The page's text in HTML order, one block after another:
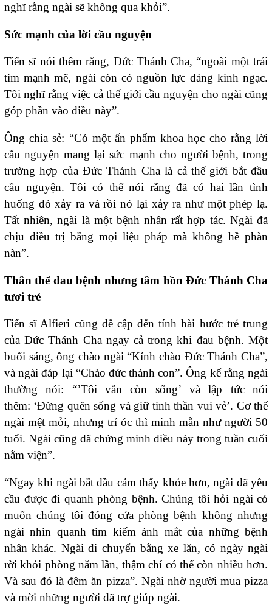
nghĩ rằng ngài sẽ không qua khỏi”.
Sức mạnh của lời cầu nguyện
Tiến sĩ nói thêm rằng, Đức Thánh Cha, “ngoài một trái
tim mạnh mẽ, ngài còn có nguồn lực đáng kinh ngạc.
Tôi nghĩ rằng việc cả thế giới cầu nguyện cho ngài cũng
góp phần vào điều này”.
Ông chia sẻ: “Có một ấn phẩm khoa học cho rằng lời
cầu nguyện mang lại sức mạnh cho người bệnh, trong
trường hợp của Đức Thánh Cha là cả thế giới bắt đầu
cầu nguyện. Tôi có thể nói rằng đã có hai lần tình
huống đó xảy ra và rồi nó lại xảy ra như một phép lạ.
Tất nhiên, ngài là một bệnh nhân rất hợp tác. Ngài đã
chịu điều trị bằng mọi liệu pháp mà không hề phàn
nàn”.
Thân thể đau bệnh nhưng tâm hồn Đức Thánh Cha
tươi trẻ
Tiến sĩ Alfieri cũng đề cập đến tính hài hước trẻ trung
của Đức Thánh Cha ngay cả trong khi đau bệnh. Một
buổi sáng, ông chào ngài “Kính chào Đức Thánh Cha”,
và ngài đáp lại “Chào đức thánh con”. Ông kể rằng ngài
thường nói: “’Tôi vẫn còn sống’ và lập tức nói
thêm: ‘Đừng quên sống và giữ tinh thần vui vẻ’. Cơ thể
ngài mệt mỏi, nhưng trí óc thì minh mẫn như người 50
tuổi. Ngài cũng đã chứng minh điều này trong tuần cuối
nằm viện”.
“Ngay khi ngài bắt đầu cảm thấy khỏe hơn, ngài đã yêu
cầu được đi quanh phòng bệnh. Chúng tôi hỏi ngài có
muốn chúng tôi đóng cửa phòng bệnh không nhưng
ngài nhìn quanh tìm kiếm ánh mắt của những bệnh
nhân khác. Ngài di chuyển bằng xe lăn, có ngày ngài
rời khỏi phòng năm lần, thậm chí có thể còn nhiều hơn.
Và sau đó là đêm ăn pizza”. Ngài nhờ người mua pizza
và mời những người đã trợ giúp ngài.